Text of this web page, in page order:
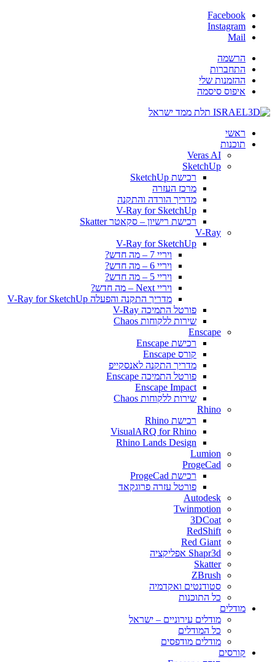
Facebook
Instagram
Mail
הרשמה
התחברות
ההזמנות שלי
איפוס סיסמה
ראשי
תוכנות
Veras AI
SketchUp
רכישת SketchUp
מרכז העזרה
מדריך הורדה והתקנה
V-Ray for SketchUp
רכישת רישיון – סקאטר Skatter
V-Ray
V-Ray for SketchUp
ויריי 7 – מה חדש?
ויריי 6 – מה חדש?
ויריי 5 – מה חדש?
ויריי Next – מה חדש?
מדריך התקנה והפעלה V-Ray for SketchUp
פורטל התמיכה V-Ray
שירות ללקוחות Chaos
Enscape
רכישת Enscape
קורס Enscape
מדריך התקנה לאנסקייפ
פורטל התמיכה Enscape
Enscape Impact
שירות ללקוחות Chaos
Rhino
רכישת Rhino
VisualARQ for Rhino
Rhino Lands Design
Lumion
ProgeCad
רכישת ProgeCad
פורטל עזרה פרוגקאד
Autodesk
Twinmotion
3DCoat
RedShift
Red Giant
Shapr3d אפליקציה
Skatter
ZBrush
סטודנטים ואקדמיה
כל התוכנות
מודלים
מודלים עירוניים – ישראל
כל המודלים
מודלים מודפסים
קורסים